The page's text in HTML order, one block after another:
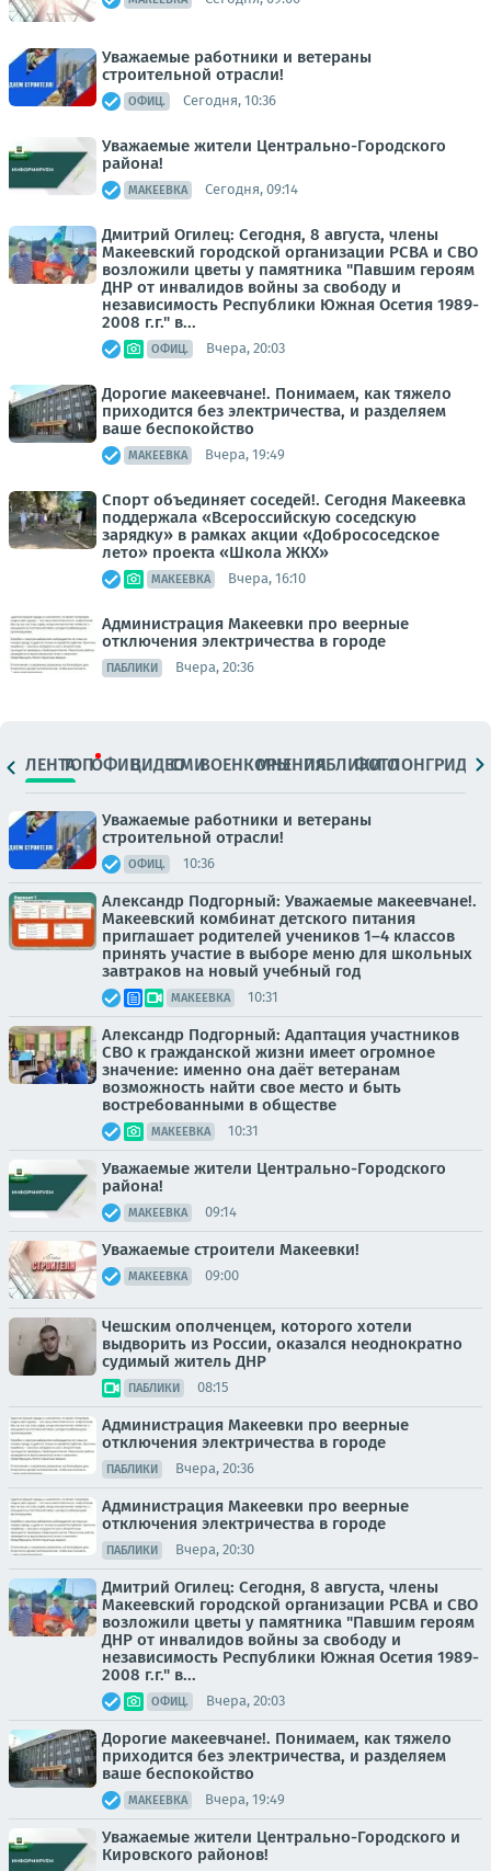
Уважаемые работники и ветераны
строительной отрасли!
ОФИЦ. Сегодня, 10:36
Уважаемые жители Центрально-Городского
района!
МАКЕЕВКА Сегодня, 09:14
Дмитрий Огилец: Сегодня, 8 августа, члены
Макеевский городской организации РСВА и СВО
возложили цветы у памятника "Павшим героям
ДНР от инвалидов войны за свободу и
независимость Республики Южная Осетия 1989-
2008 г.г." в...
ОФИЦ. Вчера, 20:03
Дорогие макеевчане!. Понимаем, как тяжело
приходится без электричества, и разделяем
ваше беспокойство
МАКЕЕВКА Вчера, 19:49
Спорт объединяет соседей!. Сегодня Макеевка
поддержала «Всероссийскую соседскую
зарядку» в рамках акции «Добрососедское
лето» проекта «Школа ЖКХ»
МАКЕЕВКА Вчера, 16:10
Администрация Макеевки про веерные
отключения электричества в городе
ПАБЛИКИ Вчера, 20:36
ЛЕНТАТОПОФИЦ.ВИДЕОСМИВОЕНКОРЫМНЕНИЯПАБЛИКИ
ФОТОЛОНГРИДЫ
Уважаемые работники и ветераны
строительной отрасли!
ОФИЦ. 10:36
Александр Подгорный: Уважаемые макеевчане!.
Макеевский комбинат детского питания
приглашает родителей учеников 1–4 классов
принять участие в выборе меню для школьных
завтраков на новый учебный год
МАКЕЕВКА 10:31
Александр Подгорный: Адаптация участников
СВО к гражданской жизни имеет огромное
значение: именно она даёт ветеранам
возможность найти свое место и быть
востребованными в обществе
МАКЕЕВКА 10:31
Уважаемые жители Центрально-Городского
района!
МАКЕЕВКА 09:14
Уважаемые строители Макеевки!
МАКЕЕВКА 09:00
Чешским ополченцем, которого хотели
выдворить из России, оказался неоднократно
судимый житель ДНР
ПАБЛИКИ 08:15
Администрация Макеевки про веерные
отключения электричества в городе
ПАБЛИКИ Вчера, 20:36
Администрация Макеевки про веерные
отключения электричества в городе
ПАБЛИКИ Вчера, 20:30
Дмитрий Огилец: Сегодня, 8 августа, члены
Макеевский городской организации РСВА и СВО
возложили цветы у памятника "Павшим героям
ДНР от инвалидов войны за свободу и
независимость Республики Южная Осетия 1989-
2008 г.г." в...
ОФИЦ. Вчера, 20:03
Дорогие макеевчане!. Понимаем, как тяжело
приходится без электричества, и разделяем
ваше беспокойство
МАКЕЕВКА Вчера, 19:49
Уважаемые жители Центрально-Городского и
Кировского районов!